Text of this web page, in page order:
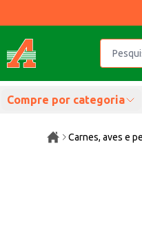
Compre por categoria
Carnes, aves e